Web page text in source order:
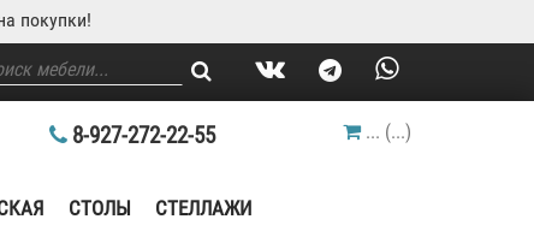
покупки!
8-927-272-22-55 ... (...)
СТОЛЫ СТЕЛЛАЖИ